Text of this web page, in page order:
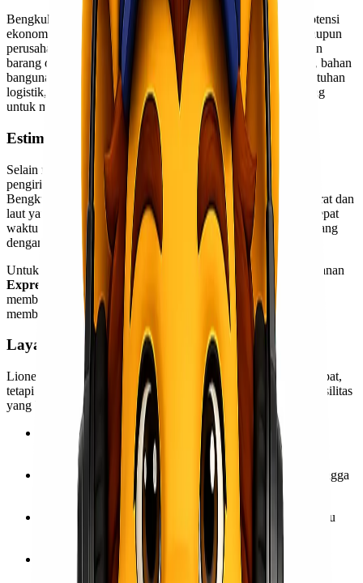
Bengkulu sebagai salah satu daerah di Sumatera memiliki potensi
ekonomi yang terus berkembang. Banyak bisnis UMKM maupun
perusahaan besar di Bengkulu yang bergantung pada pasokan
barang dari Jakarta, baik berupa kebutuhan pokok, sparepart, bahan
bangunan, hingga produk retail. Dengan meningkatnya kebutuhan
logistik, pemilihan ekspedisi yang tepat menjadi faktor penting
untuk menjaga kelancaran distribusi.
Estimasi Waktu Pengiriman Cepat
Selain murah, Lionel Express juga dikenal dengan kecepatan
pengirimannya. Estimasi waktu pengiriman dari Jakarta ke
Bengkulu hanya 1–2 hari kerja
. Dengan jaringan armada darat dan
laut yang luas, Lionel Express mampu memberikan layanan tepat
waktu sehingga pelanggan dapat merencanakan distribusi barang
dengan lebih baik.
Untuk kebutuhan yang lebih mendesak, tersedia juga opsi layanan
Express
dengan waktu kirim lebih singkat. Pilihan ini sangat
membantu bagi pengiriman barang yang bersifat urgent dan
membutuhkan prioritas tinggi.
Layanan Lengkap dan Profesional
Lionel Express tidak hanya menawarkan ongkir murah dan cepat,
tetapi juga layanan yang lengkap dan profesional. Beberapa fasilitas
yang bisa Anda nikmati antara lain:
Layanan door to door : barang dijemput langsung dari
alamat pengirim dan diantar ke alamat tujuan.
Packing profesional : memastikan barang tetap aman hingga
sampai tujuan.
Tracking resi online
: memudahkan pelanggan memantau
Asuransi pengiriman : memberikan perlindungan ekstra
untuk barang bernilai tinggi.